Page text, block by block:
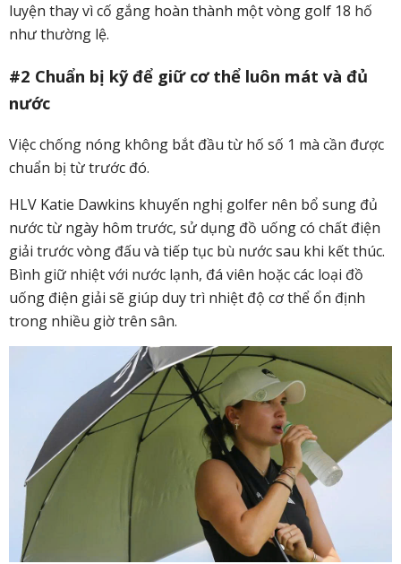
luyện thay vì cố gắng hoàn thành một vòng golf 18 hố
như thường lệ.
#2 Chuẩn bị kỹ để giữ cơ thể luôn mát và đủ
nước
Việc chống nóng không bắt đầu từ hố số 1 mà cần được
chuẩn bị từ trước đó.
HLV Katie Dawkins khuyến nghị golfer nên bổ sung đủ
nước từ ngày hôm trước, sử dụng đồ uống có chất điện
giải trước vòng đấu và tiếp tục bù nước sau khi kết thúc.
Bình giữ nhiệt với nước lạnh, đá viên hoặc các loại đồ
uống điện giải sẽ giúp duy trì nhiệt độ cơ thể ổn định
trong nhiều giờ trên sân.